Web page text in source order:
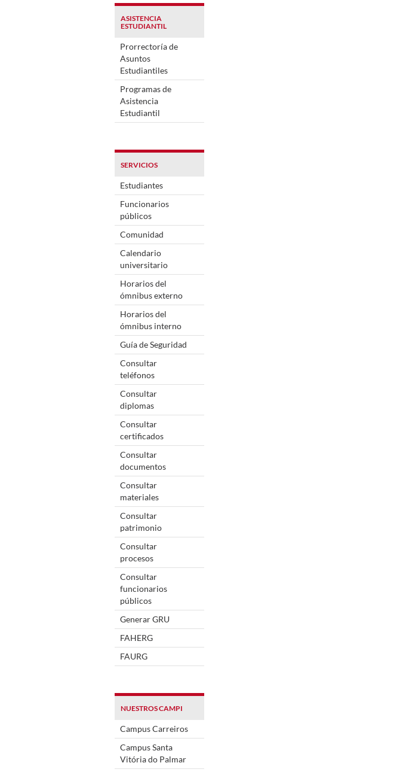
ASISTENCIA
ESTUDIANTIL
Prorrectoría de
Asuntos
Estudiantiles
Programas de
Asistencia
Estudiantil
SERVICIOS
Estudiantes
Funcionarios
públicos
Comunidad
Calendario
universitario
Horarios del
ómnibus externo
Horarios del
ómnibus interno
Guía de Seguridad
Consultar
teléfonos
Consultar
diplomas
Consultar
certificados
Consultar
documentos
Consultar
materiales
Consultar
patrimonio
Consultar
procesos
Consultar
funcionarios
públicos
Generar GRU
FAHERG
FAURG
NUESTROS CAMPI
Campus Carreiros
Campus Santa
Vitória do Palmar